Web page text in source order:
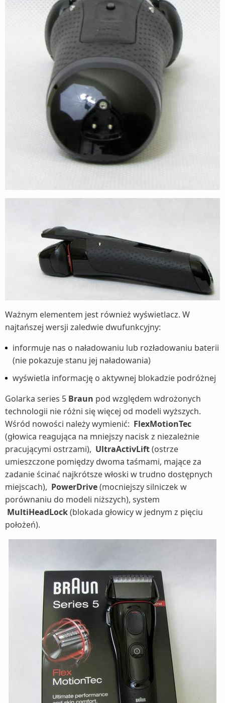
Ważnym elementem jest również wyświetlacz. W
najtańszej wersji zaledwie dwufunkcyjny:
informuje nas o naładowaniu lub rozładowaniu baterii
(nie pokazuje stanu jej naładowania)
wyświetla informację o aktywnej blokadzie podróżnej
Golarka series 5 Braun pod względem wdrożonych
technologii nie różni się więcej od modeli wyższych.
Wśród nowości należy wymienić: FlexMotionTec
(głowica reagująca na mniejszy nacisk z niezależnie
pracującymi ostrzami), UltraActivLift(ostrze
umieszczone pomiędzy dwoma taśmami, mające za
zadanie ścinać najkrótsze włoski w trudno dostępnych
miejscach), PowerDrive(mocniejszy silniczek w
porównaniu do modeli niższych), system
MultiHeadLock(blokada głowicy w jednym z pięciu
położeń).